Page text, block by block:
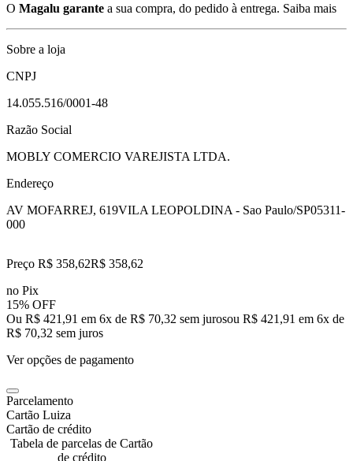
O Magalu garante a sua compra, do pedido à entrega. Saiba mais
Sobre a loja
CNPJ
14.055.516/0001-48
Razão Social
MOBLY COMERCIO VAREJISTA LTDA.
Endereço
AV MOFARREJ, 619VILA LEOPOLDINA - Sao Paulo/SP05311-
000
Preço R$ 358,62R$ 358,62
no Pix
15% OFF
Ou R$ 421,91 em 6x de R$ 70,32 sem jurosou R$ 421,91 em 6x de
R$ 70,32 sem juros
Ver opções de pagamento
Parcelamento
Cartão Luiza
Cartão de crédito
Tabela de parcelas de Cartão
de crédito